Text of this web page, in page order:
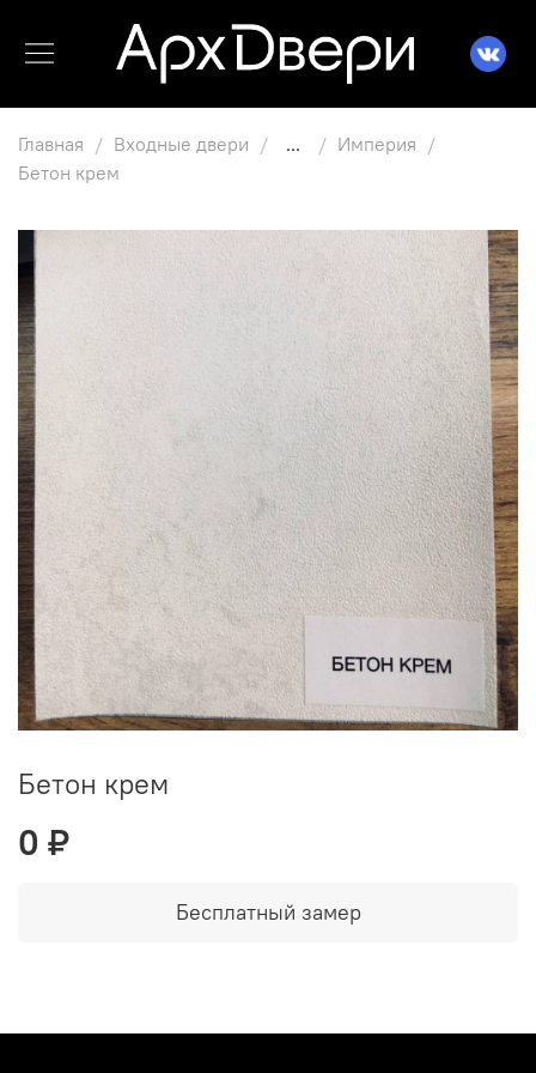
Главная Входные двери ...
Империя
Бетон крем
Бетон крем
0 ₽
Бесплатный замер